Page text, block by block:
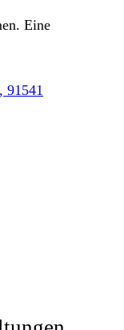
Eine
91541